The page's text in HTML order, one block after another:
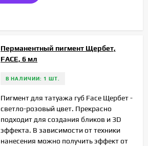
Перманентный пигмент Щербет,
FACE, 6 мл
В НАЛИЧИИ: 1 ШТ.
Пигмент для татуажа губ Face Щербет -
светло-розовый цвет. Прекрасно
подходит для создания бликов и 3D
эффекта. В зависимости от техники
нанесения можно получить эффект от